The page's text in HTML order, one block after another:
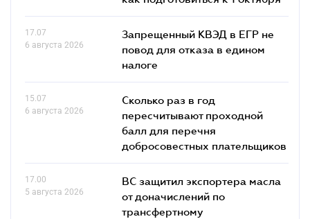
17.07
6 августа 2026
Запрещенный КВЭД в ЕГР не
повод для отказа в едином
налоге
15.07
6 августа 2026
Сколько раз в год
пересчитывают проходной
балл для перечня
добросовестных плательщиков
17.00
5 августа 2026
ВС защитил экспортера масла
от доначислений по
трансфертному